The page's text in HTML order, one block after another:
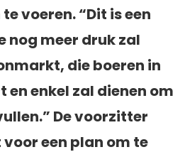
voeren. “Dit is een
nog meer druk zal
die boeren in
en enkel zal dienen om
De voorzitter
een plan om te